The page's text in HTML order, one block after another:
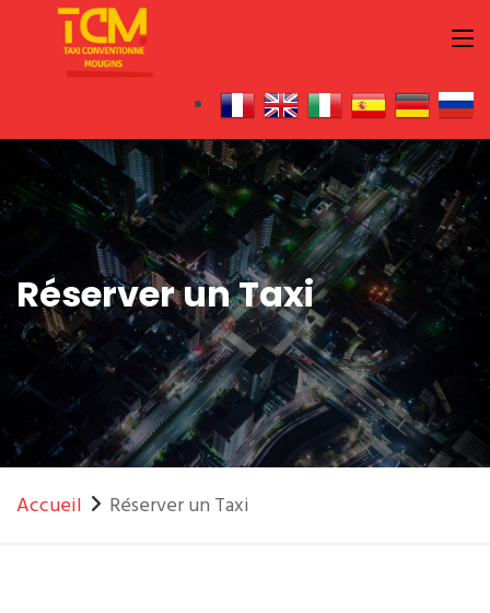
Réserver un Taxi
Accueil Réserver un Taxi